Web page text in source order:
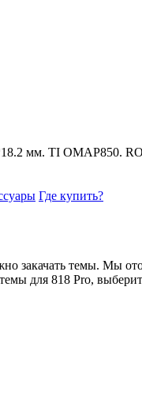
мм. TI OMAP850.
Где купить?
закачать темы. Мы
для 818 Pro,